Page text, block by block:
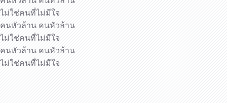
ไม่ใช่คนที่ไม่มีใจ
คนหัวล้าน คนหัวล้าน
ไม่ใช่คนที่ไม่มีใจ
คนหัวล้าน คนหัวล้าน
ไม่ใช่คนที่ไม่มีใจ